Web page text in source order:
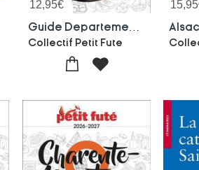
12,95€
Collectif Petit Fute
15,95